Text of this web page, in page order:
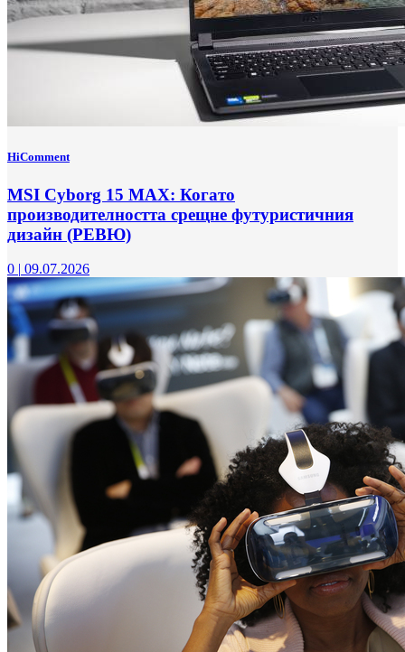
HiComment
MSI Cyborg 15 MAX: Когато
производителността срещне футуристичния
дизайн (РЕВЮ)
0 | 09.07.2026